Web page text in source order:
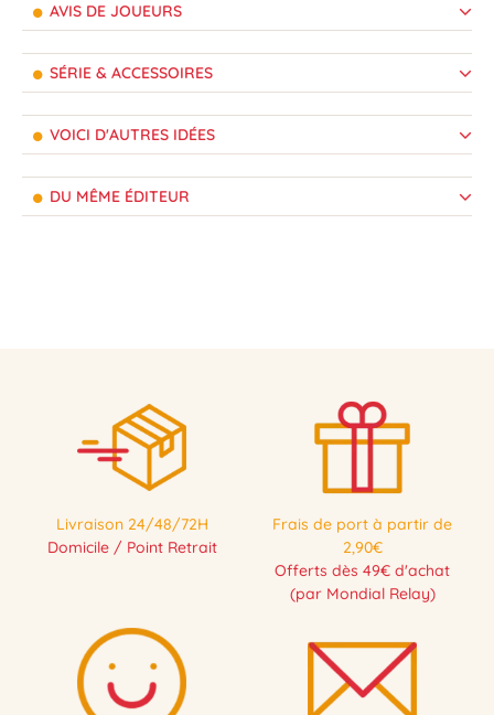
AVIS DE JOUEURS
SÉRIE & ACCESSOIRES
VOICI D'AUTRES IDÉES
DU MÊME ÉDITEUR
Livraison 24/48/72H
Domicile / Point Retrait
Frais de port à partir de
2,90€
Offerts dès 49€ d'achat
(par Mondial Relay)